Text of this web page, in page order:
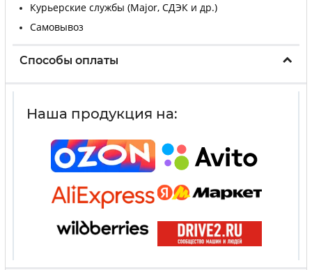
Курьерские службы (Major, СДЭК и др.)
Самовывоз
Способы оплаты
Наша продукция на: